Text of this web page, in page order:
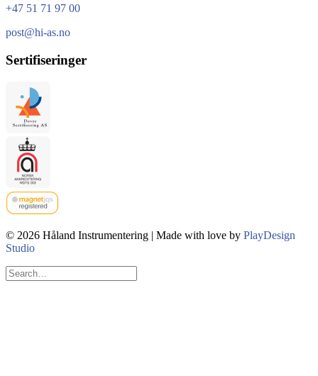
+47 51 71 97 00
post@hi-as.no
Sertifiseringer
© 2026 Håland Instrumentering | Made with love by PlayDesign
Studio